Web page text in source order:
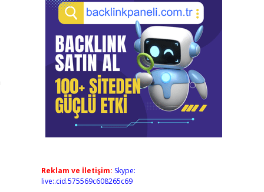
Reklam ve İletişim: Skype:
live:.cid.575569c608265c69